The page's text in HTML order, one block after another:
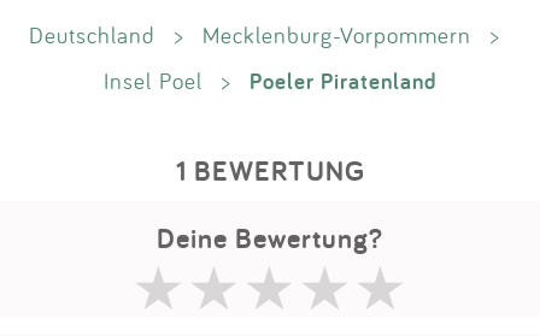
Deutschland > Mecklenburg-Vorpommern
>
Insel Poel
> Poeler Piratenland
1 BEWERTUNG
Deine Bewertung?